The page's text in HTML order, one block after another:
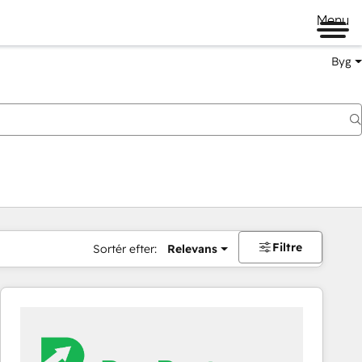
Menu
Byg
Sortér efter: Relevans Filtre